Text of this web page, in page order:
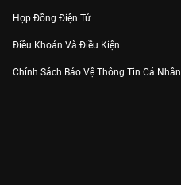
Hợp Đồng Điện Tử
Điều Khoản Và Điều Kiện
Chính Sách Bảo Vệ Thông Tin Cá Nhân